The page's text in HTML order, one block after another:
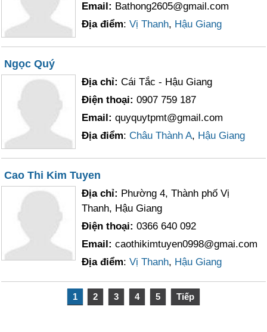
Email: Bathong2605@gmail.com
Địa điểm:Vị Thanh, Hậu Giang
Ngọc Quý
Địa chỉ:Cái Tắc - Hậu Giang
Điện thoại:0907 759 187
Email:quyquytpmt@gmail.com
Địa điểm:Châu Thành A, Hậu Giang
Cao Thi Kim Tuyen
Địa chỉ: Phường 4, Thành phố Vị
Thanh, Hậu Giang
Điện thoại:0366 640 092
Email:caothikimtuyen0998@gmai.com
Địa điểm:Vị Thanh, Hậu Giang
1 2 3 4 5 Tiếp